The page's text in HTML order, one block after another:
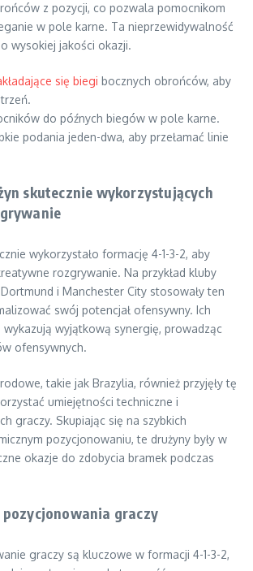
z pozycji, co pozwala pomocnikom
w pole karne. Ta nieprzewidywalność
wysokiej jakości okazji.
się biegi bocznych obrońców, aby
do późnych biegów w pole karne.
podania jeden-dwa, aby przełamać linie
skutecznie wykorzystujących
wykorzystało formację 4-1-3-2, aby
rozgrywanie. Na przykład kluby
i Manchester City stosowały ten
swój potencjał ofensywny. Ich
wyjątkową synergię, prowadząc
ofensywnych.
takie jak Brazylia, również przyjęły tę
umiejętności techniczne i
graczy. Skupiając się na szybkich
pozycjonowaniu, te drużyny były w
okazje do zdobycia bramek podczas
pozycjonowania graczy
graczy są kluczowe w formacji 4-1-3-2,